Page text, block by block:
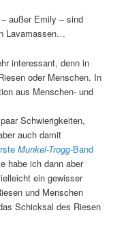
außer Emily – sind
Lavamassen…
interessant, denn in
oder Menschen. In
aus Menschen- und
Schwierigkeiten,
auch damit
Munkel-Trogg-Band
habe ich dann aber
ein gewisser
und Menschen
Schicksal des Riesen